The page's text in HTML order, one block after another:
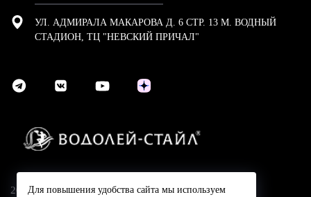
УЛ. АДМИРАЛА МАКАРОВА Д. 6 СТР. 13 М. ВОДНЫЙ
СТАДИОН, ТЦ "НЕВСКИЙ ПРИЧАЛ"
2024 © Компания Водолей-Cтайл
Для повышения удобства сайта мы используем